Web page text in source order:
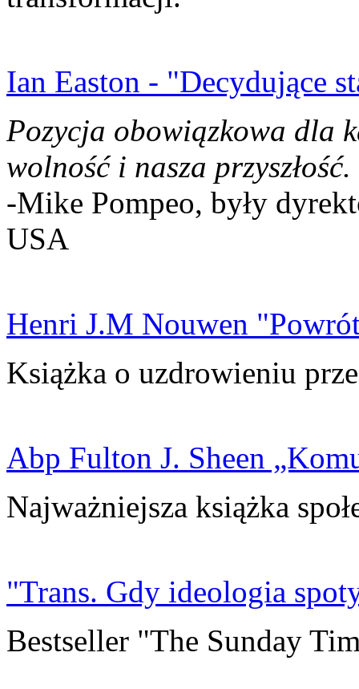
Ian Easton - "Decydujące
Pozycja obowiązkowa dla
wolność i nasza przyszłość.
-Mike Pompeo, były
USA
Henri J.M Nouwen
Książka o uzdrowieniu
Abp Fulton J. Sheen
Najważniejsza książka
"Trans. Gdy ideologia
Bestseller "The Sunday